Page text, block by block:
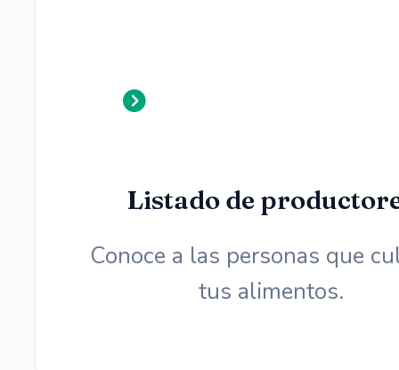
Listado de
Conoce a las personas que
tus alimentos.